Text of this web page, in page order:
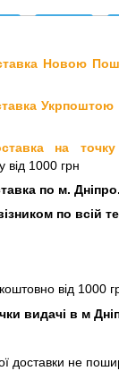
Новою
Укрпоштою
на
від 1000 грн
по м. Дніпро.
м по всій
від 1000
видачі в м
доставки не